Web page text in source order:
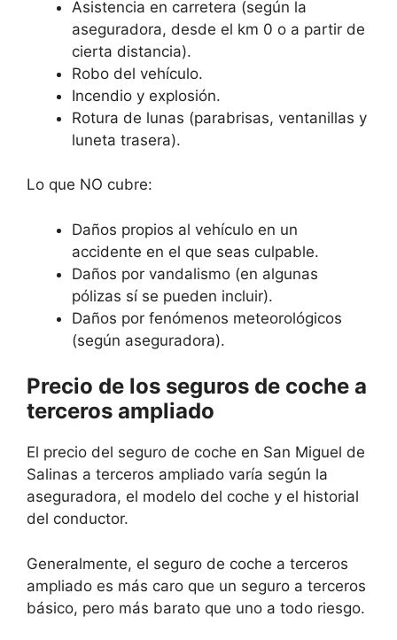
Asistencia en carretera (según la
aseguradora, desde el km 0 o a partir de
cierta distancia).
Robo del vehículo.
Incendio y explosión.
Rotura de lunas (parabrisas, ventanillas y
luneta trasera).
Lo que NO cubre:
Daños propios al vehículo en un
accidente en el que seas culpable.
Daños por vandalismo (en algunas
pólizas sí se pueden incluir).
Daños por fenómenos meteorológicos
(según aseguradora).
Precio de los seguros de coche a
terceros ampliado
El precio del seguro de coche en San Miguel de
Salinas a terceros ampliado varía según la
aseguradora, el modelo del coche y el historial
del conductor.
Generalmente, el seguro de coche a terceros
ampliado es más caro que un seguro a terceros
básico, pero más barato que uno a todo riesgo.